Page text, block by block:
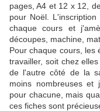
pages, A4 et 12 x 12,
pour Noël.
chaque cours et
découpes, machine,
Pour chaque cours, les
travailler, soit chez
de l'autre côté de la
moins nombreuses et
pour chacune, mais
ces fiches sont